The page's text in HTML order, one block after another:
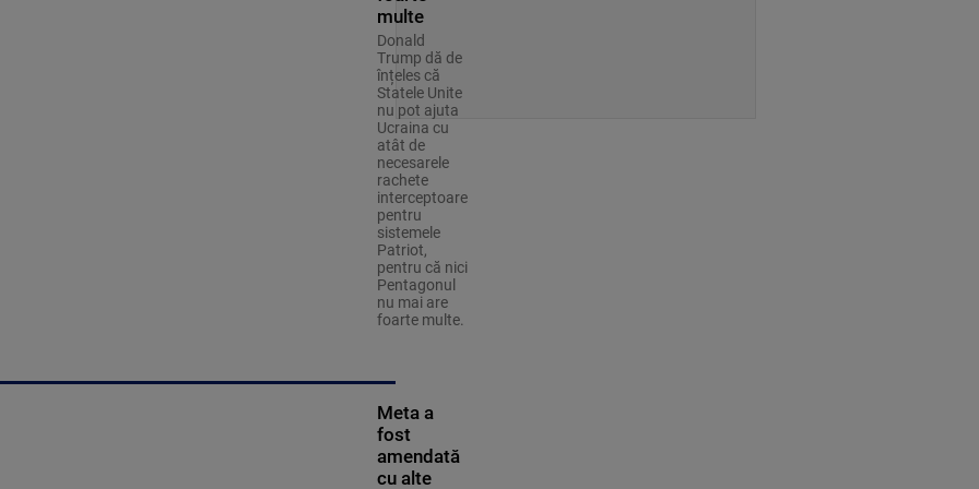
multe
Donald
Trump dă de
înțeles că
Statele Unite
nu pot ajuta
Ucraina cu
atât de
necesarele
rachete
interceptoare
pentru
sistemele
Patriot,
pentru că nici
Pentagonul
nu mai are
foarte multe.
Meta a
fost
amendată
cu alte